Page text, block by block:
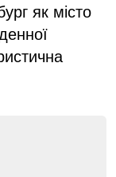
як місто